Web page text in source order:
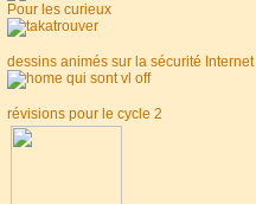
Pour les curieux
dessins animés sur la sécurité Internet
révisions pour le cycle 2